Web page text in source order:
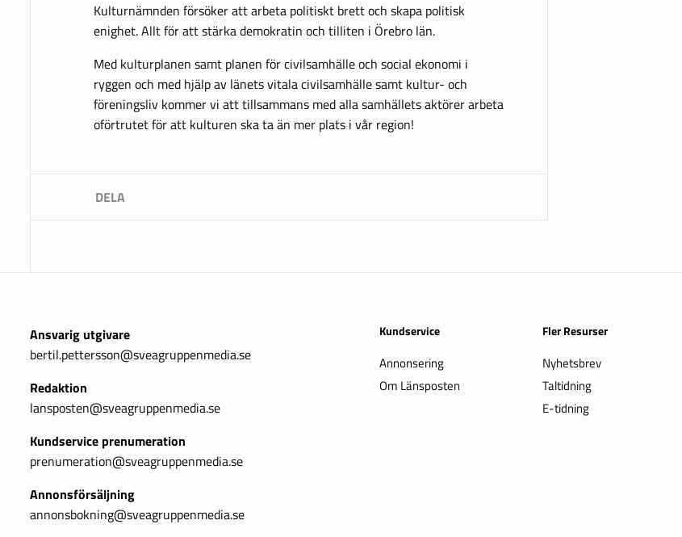
Kulturnämnden försöker att arbeta politiskt brett och skapa politisk
enighet. Allt för att stärka demokratin och tilliten i Örebro län.
Med kulturplanen samt planen för civilsamhälle och social ekonomi i
ryggen och med hjälp av länets vitala civilsamhälle samt kultur- och
föreningsliv kommer vi att tillsammans med alla samhällets aktörer arbeta
oförtrutet för att kulturen ska ta än mer plats i vår region!
Ansvarig utgivare
bertil.pettersson@sveagruppenmedia.se
Redaktion
lansposten@sveagruppenmedia.se
Kundservice prenumeration
prenumeration@sveagruppenmedia.se
Annonsförsäljning
annonsbokning@sveagruppenmedia.se
Kundservice
Annonsering
Om Länsposten
Fler Resurser
Nyhetsbrev
Taltidning
E-tidning